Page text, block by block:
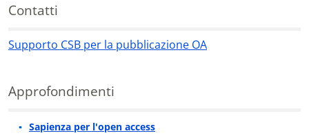
Contatti
Contatti
Supporto CSB per la pubblicazione OA
Approfondimenti
Approfondimenti
Sapienza per l'open access